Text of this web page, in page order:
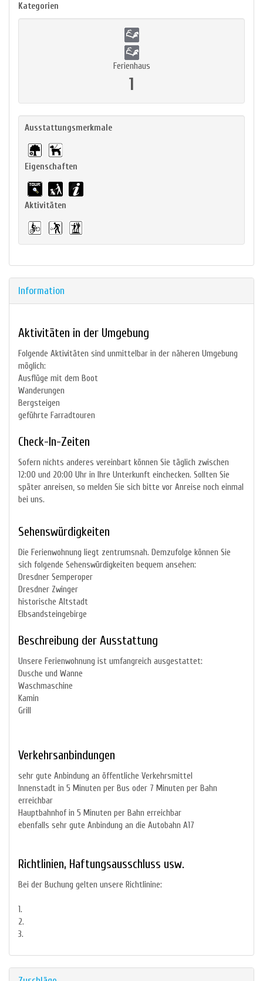
Kategorien
Ferienhaus
1
Ausstattungsmerkmale
Eigenschaften
Aktivitäten
Information
Aktivitäten in der Umgebung
Folgende Aktivitäten sind unmittelbar in der näheren Umgebung
möglich:
Ausflüge mit dem Boot
Wanderungen
Bergsteigen
geführte Farradtouren
Check-In-Zeiten
Sofern nichts anderes vereinbart können Sie täglich zwischen
12:00 und 20:00 Uhr in Ihre Unterkunft einchecken. Sollten Sie
später anreisen, so melden Sie sich bitte vor Anreise noch einmal
bei uns.
Sehenswürdigkeiten
Die Ferienwohnung liegt zentrumsnah. Demzufolge können Sie
sich folgende Sehenswürdigkeiten bequem ansehen:
Dresdner Semperoper
Dresdner Zwinger
historische Altstadt
Elbsandsteingebirge
Beschreibung der Ausstattung
Unsere Ferienwohnung ist umfangreich ausgestattet:
Dusche und Wanne
Waschmaschine
Kamin
Grill
Verkehrsanbindungen
sehr gute Anbindung an öffentliche Verkehrsmittel
Innenstadt in 5 Minuten per Bus oder 7 Minuten per Bahn
erreichbar
Hauptbahnhof in 5 Minuten per Bahn erreichbar
ebenfalls sehr gute Anbindung an die Autobahn A17
Richtlinien, Haftungsausschluss usw.
Bei der Buchung gelten unsere Richtlinine:
1.
2.
3.